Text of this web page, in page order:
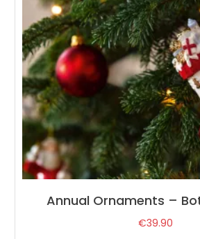
Annual Ornaments –
€39.90